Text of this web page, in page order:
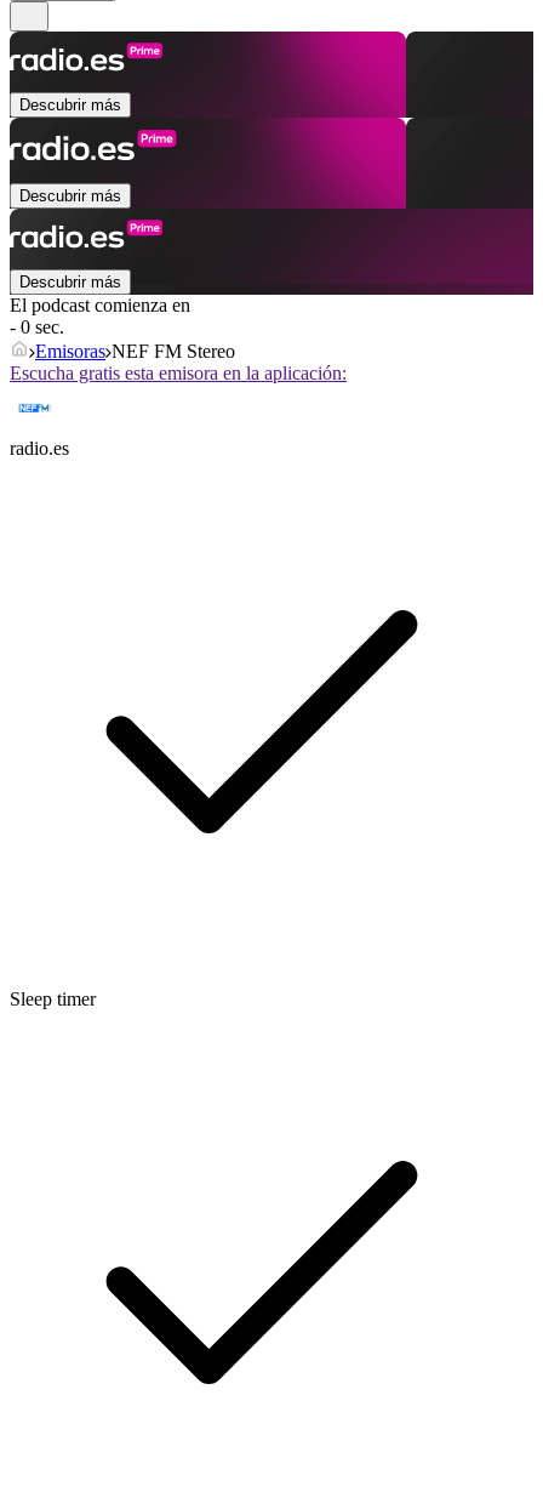
Descubrir más
Descubrir más
Descubrir más
El podcast comienza en
- 0 sec.
Emisoras NEF FM Stereo
Escucha gratis esta emisora en la aplicación:
radio.es
Sleep timer